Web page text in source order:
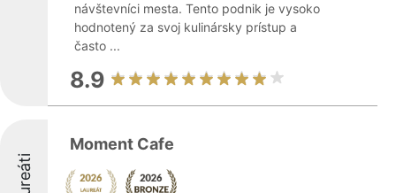
návštevníci mesta. Tento podnik je vysoko
hodnotený za svoj kulinársky prístup a
často ...
8.9
Moment Cafe